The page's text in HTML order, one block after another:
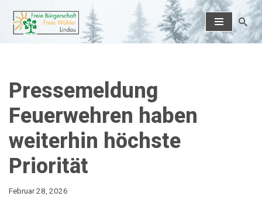
Zum
Pressemeldung
Feuerwehren haben
weiterhin höchste
Priorität
Februar 28, 2026